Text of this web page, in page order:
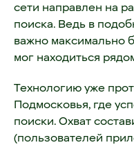
сети направлен на
поиска. Ведь в
важно максимально
мог находиться
Технологию уже
Подмосковья, где
поиски. Охват
(пользователей